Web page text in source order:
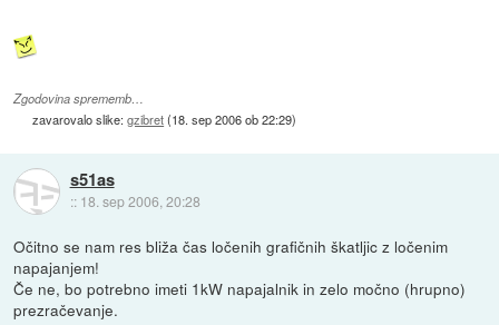
Zgodovina sprememb…
zavarovalo slike:gzibret(18. sep 2006 ob 22:29)
s51as
:: 18. sep 2006, 20:28
Očitno se nam res bliža čas ločenih grafičnih škatljic z ločenim
napajanjem!
Če ne, bo potrebno imeti 1kW napajalnik in zelo močno (hrupno)
prezračevanje.